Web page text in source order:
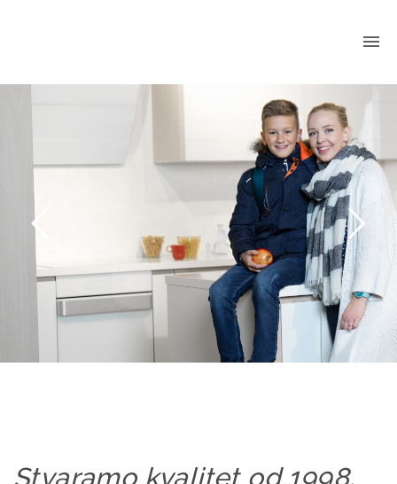
Stvaramo kvalitet od 1998.